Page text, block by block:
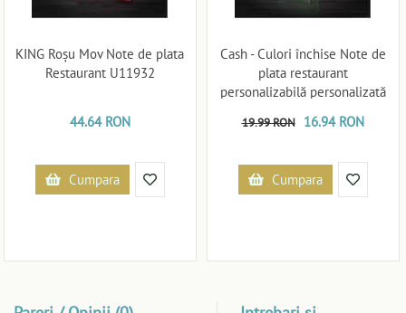
KING Roșu Mov Note de plata
Restaurant U11932
44.64 RON
Cumpara
Cash - Culori închise Note de
plata restaurant
personalizabilă personalizată
19.99 RON 16.94 RON
Cumpara